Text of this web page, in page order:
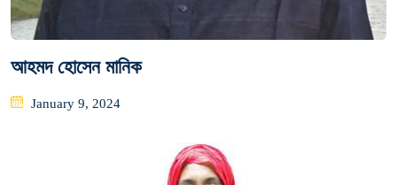
আহমদ হোসেন মানিক
Posted
January 9, 2024